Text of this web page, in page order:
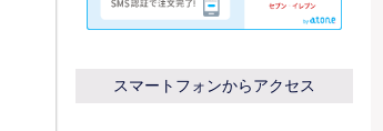
スマートフォンからアクセス